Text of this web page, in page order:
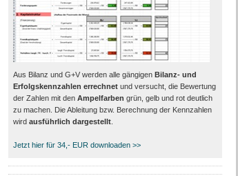
Aus Bilanz und G+V werden alle gängigen Bilanz- und
Erfolgskennzahlen errechnetund versucht, die Bewertung
der Zahlen mit den Ampelfarben grün, gelb und rot deutlich
zu machen. Die Ableitung bzw. Berechnung der Kennzahlen
wird ausführlich dargestellt.
Jetzt hier für 34,- EUR downloaden >>